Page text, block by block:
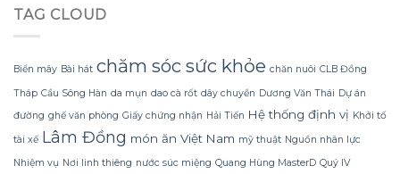
hình
không
lãng
phí
Quyết
Sử
dụng
Dừa
Tắm
Gừng
TAG CLOUD
Biển mây Bài hát chăm sóc sức khỏe chăn nuôi CLB Đồng
Tháp Cầu Sông Hàn da mụn dao cà rốt dây chuyền Dương Văn Thái Dự án
đường ghế văn phòng Giấy chứng nhận Hải Tiến Hệ thống định vị Khởi tố
tài xế Lâm Đồng món ăn Việt Nam mỹ thuật Nguồn nhân lực
Nhiệm vụ Nơi linh thiêng nước súc miệng Quang Hùng MasterD Quý IV